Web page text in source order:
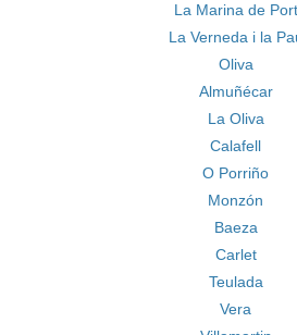
La Marina de Port
La Verneda i la
Oliva
Almuñécar
La Oliva
Calafell
O Porriño
Monzón
Baeza
Carlet
Teulada
Vera